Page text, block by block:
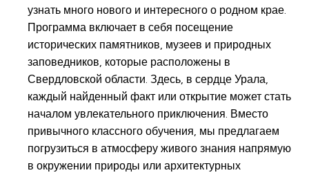
узнать много нового и интересного о родном крае.
Программа включает в себя посещение
исторических памятников, музеев и природных
заповедников, которые расположены в
Свердловской области. Здесь, в сердце Урала,
каждый найденный факт или открытие может стать
началом увлекательного приключения. Вместо
привычного классного обучения, мы предлагаем
погрузиться в атмосферу живого знания напрямую
в окружении природы или архитектурных